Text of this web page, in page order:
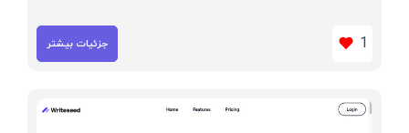
1 جزئیات بیشتر